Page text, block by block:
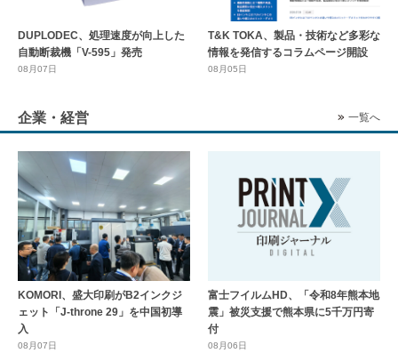
DUPLODEC、処理速度が向上した
自動断裁機「V-595」発売
08月07日
T&K TOKA、製品・技術など多彩な
情報を発信するコラムページ開設
08月05日
企業・経営 一覧へ
KOMORI、盛大印刷がB2インクジ
ェット「J-throne 29」を中国初導
入
08月07日
富士フイルムHD、「令和8年熊本地
震」被災支援で熊本県に5千万円寄
付
08月06日